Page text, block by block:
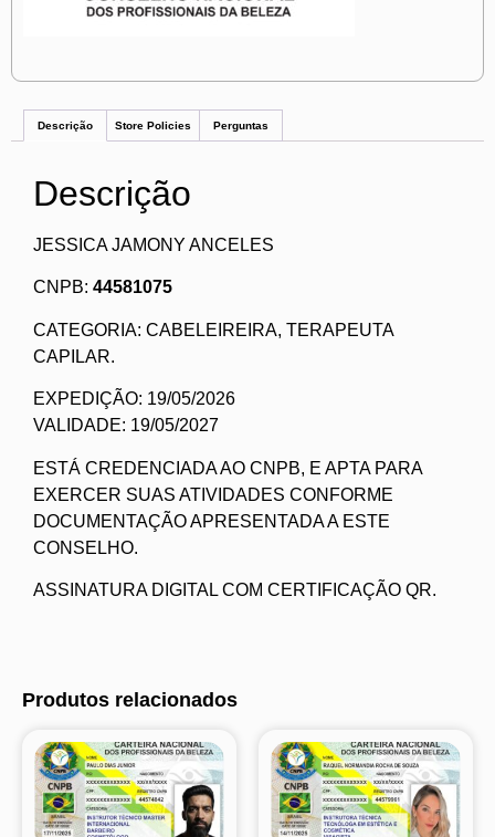
Descrição Store Policies Perguntas
Descrição
JESSICA JAMONY ANCELES
CNPB: 44581075
CATEGORIA: CABELEIREIRA, TERAPEUTA
CAPILAR.
EXPEDIÇÃO: 19/05/2026
VALIDADE: 19/05/2027
ESTÁ CREDENCIADA AO CNPB, E APTA PARA
EXERCER SUAS ATIVIDADES CONFORME
DOCUMENTAÇÃO APRESENTADA A ESTE
CONSELHO.
ASSINATURA DIGITAL COM CERTIFICAÇÃO QR.
Produtos relacionados